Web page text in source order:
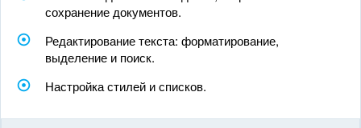
сохранение документов.
Редактирование текста: форматирование,
выделение и поиск.
Настройка стилей и списков.